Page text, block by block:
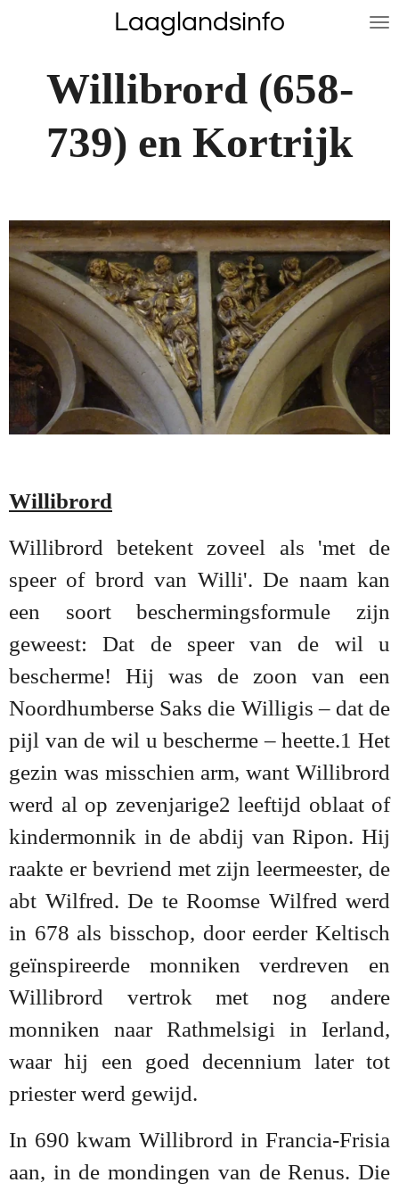
hoofdinhoud
Laaglandsinfo
Willibrord (658-
739) en Kortrijk
Willibrord
Willibrord betekent zoveel als 'met de
speer of brord van Willi'. De naam kan
een soort beschermingsformule zijn
geweest: Dat de speer van de wil u
bescherme! Hij was de zoon van een
Noordhumberse Saks die Willigis – dat de
pijl van de wil u bescherme – heette.1 Het
gezin was misschien arm, want Willibrord
werd al op zevenjarige2 leeftijd oblaat of
kindermonnik in de abdij van Ripon. Hij
raakte er bevriend met zijn leermeester, de
abt Wilfred. De te Roomse Wilfred werd
in 678 als bisschop, door eerder Keltisch
geïnspireerde monniken verdreven en
Willibrord vertrok met nog andere
monniken naar Rathmelsigi in Ierland,
waar hij een goed decennium later tot
priester werd gewijd.
In 690 kwam Willibrord in Francia-Frisia
aan, in de mondingen van de Renus. Die